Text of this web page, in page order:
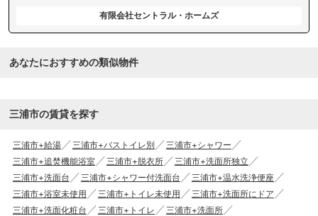
有限会社セントラル・ホームズ
あなたにおすすめの類似物件
三浦市の賃貸を探す
三浦市+給湯 三浦市+バストイレ別
三浦市+シャワー
三浦市+追焚機能浴室
三浦市+脱衣所
三浦市+洗面所独立
三浦市+洗面台
三浦市+シャワー付洗面台
三浦市+温水洗浄便座
三浦市+浴室未使用
三浦市+トイレ未使用
三浦市+洗面所にドア
三浦市+洗面化粧台
三浦市+トイレ
三浦市+洗面所